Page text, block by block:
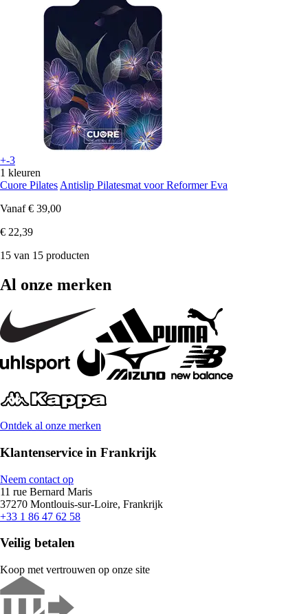
+-3
1 kleuren
Cuore Pilates Antislip Pilatesmat voor Reformer Eva
Vanaf € 39,00
€ 22,39
15 van 15 producten
Al onze merken
Ontdek al onze merken
Klantenservice in Frankrijk
Neem contact op
11 rue Bernard Maris
37270 Montlouis-sur-Loire, Frankrijk
+33 1 86 47 62 58
Veilig betalen
Koop met vertrouwen op onze site